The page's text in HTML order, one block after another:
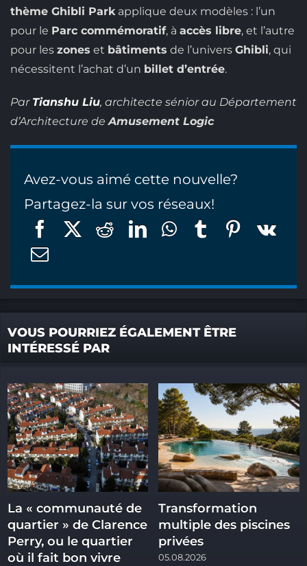
thème Ghibli Parkapplique deux modèles : l’un
pour le Parc commémoratif, à accès libre, et l’autre
pour les zones et bâtiments de l’univers Ghibli, qui
nécessitent l’achat d’un billet d’entrée.
Par Tianshu Liu, architecte sénior au Département
d’Architecture deAmusement Logic
Avez-vous aimé cette nouvelle?
Partagez-la sur vos réseaux!
VOUS POURRIEZ ÉGALEMENT ÊTRE
INTÉRESSÉ PAR
La « communauté de
quartier » de Clarence
Perry, ou le quartier
où il fait bon vivre
Transformation
multiple des piscines
privées
05.08.2026